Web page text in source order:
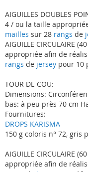
AIGUILLES DOUBLES
4 / ou la taille
mailles sur 28 rangs de
AIGUILLE CIRCULAIRE
appropriée afin de
rangs de jersey pour 10
TOUR DE COU:
Dimensions:
bas: à peu près 70 cm
Fournitures:
DROPS KARISMA
150 g coloris n° 72, gris
AIGUILLE CIRCULAIRE
appropriée afin de